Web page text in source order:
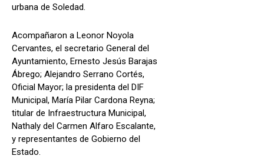
urbana de Soledad.
Acompañaron a Leonor Noyola
Cervantes, el secretario General del
Ayuntamiento, Ernesto Jesús Barajas
Ábrego; Alejandro Serrano Cortés,
Oficial Mayor; la presidenta del DIF
Municipal, María Pilar Cardona Reyna;
titular de Infraestructura Municipal,
Nathaly del Carmen Alfaro Escalante,
y representantes de Gobierno del
Estado.